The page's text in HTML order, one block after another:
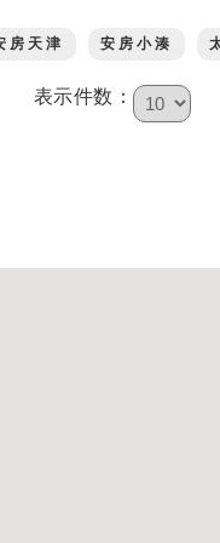
房天津 安房小湊
表示件数：